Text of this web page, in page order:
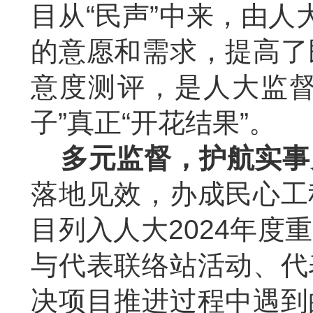
目从“民声”中来，由
的意愿和需求，提高
意度测评，是人大监
子”真正“开花结果”。
多元监督，护航实
落地见效，办成民心
目列入人大2024年度
与代表联络站活动、
决项目推进过程中遇